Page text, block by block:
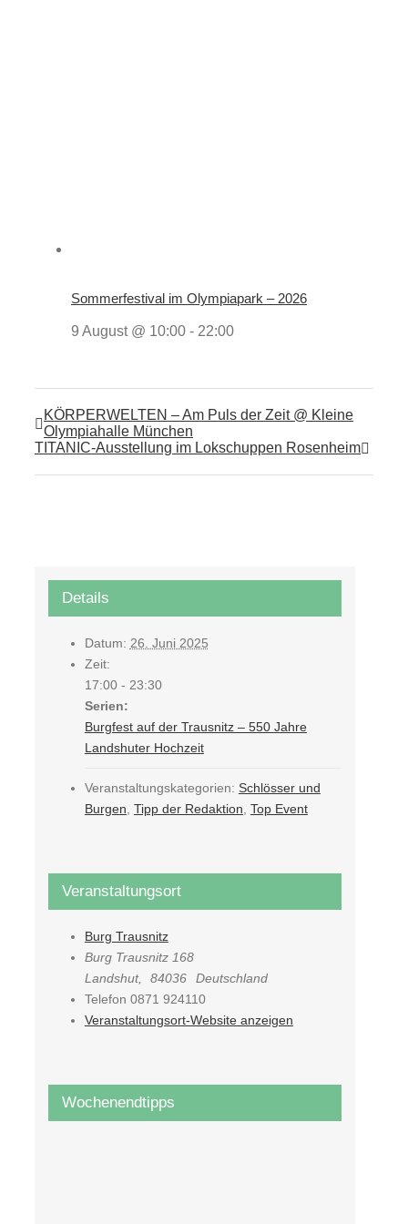
Sommerfestival im Olympiapark – 2026
9 August @ 10:00 - 22:00
KÖRPERWELTEN – Am Puls der Zeit @ Kleine
Olympiahalle München
TITANIC-Ausstellung im Lokschuppen Rosenheim
Details
Datum: 26. Juni 2025
Zeit:
17:00 - 23:30
Serien:
Burgfest auf der Trausnitz – 550 Jahre
Landshuter Hochzeit
Veranstaltungskategorien: Schlösser und
Burgen Tipp der Redaktion Top Event
Veranstaltungsort
Burg Trausnitz
Burg Trausnitz 168
Landshut, 84036
Deutschland
Telefon 0871 924110
Veranstaltungsort-Website anzeigen
Wochenendtipps